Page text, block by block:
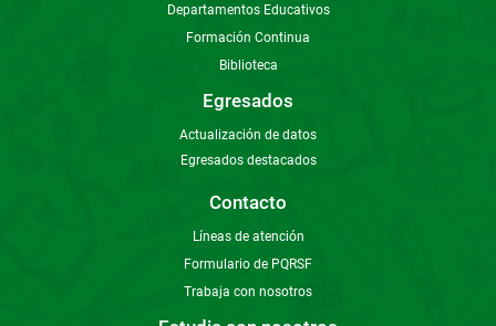
Departamentos Educativos
Formación Continua
Biblioteca
Egresados
Actualización de datos
Egresados destacados
Contacto
Líneas de atención
Formulario de PQRSF
Trabaja con nosotros